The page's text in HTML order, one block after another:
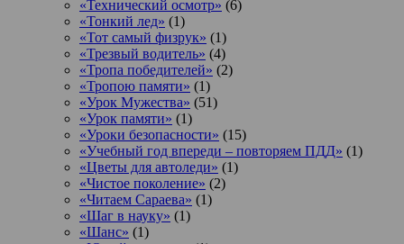
«Технический осмотр» (6)
«Тонкий лед» (1)
«Тот самый физрук» (1)
«Трезвый водитель» (4)
«Тропа победителей» (2)
«Тропою памяти» (1)
«Урок Мужества» (51)
«Урок памяти» (1)
«Уроки безопасности» (15)
«Учебный год впереди – повторяем ПДД» (1)
«Цветы для автоледи» (1)
«Чистое поколение» (2)
«Читаем Сараева» (1)
«Шаг в науку» (1)
«Шанс» (1)